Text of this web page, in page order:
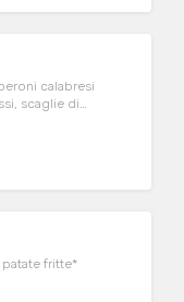
calabresi
scaglie di
fritte*